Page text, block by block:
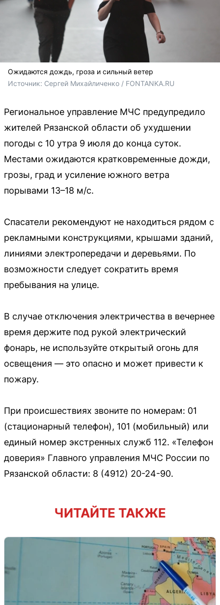
Ожидаются дождь, гроза и сильный ветер
Источник: Сергей Михайличенко / FONTANKA.RU
Региональное управление МЧС предупредило
жителей Рязанской области об ухудшении
погоды с 10 утра 9 июля до конца суток.
Местами ожидаются кратковременные дожди,
грозы, град и усиление южного ветра
порывами 13–18 м/с.
Спасатели рекомендуют не находиться рядом с
рекламными конструкциями, крышами зданий,
линиями электропередачи и деревьями. По
возможности следует сократить время
пребывания на улице.
В случае отключения электричества в вечернее
время держите под рукой электрический
фонарь, не используйте открытый огонь для
освещения — это опасно и может привести к
пожару.
При происшествиях звоните по номерам: 01
(стационарный телефон), 101 (мобильный) или
единый номер экстренных служб 112. «Телефон
доверия» Главного управления МЧС России по
Рязанской области: 8 (4912) 20-24-90.
ЧИТАЙТЕ ТАКЖЕ